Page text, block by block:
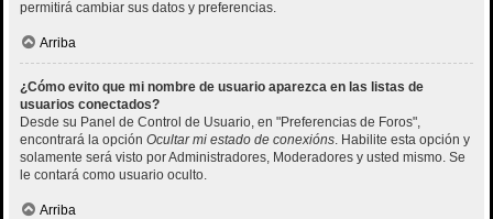
permitirá cambiar sus datos y preferencias.
Arriba
¿Cómo evito que mi nombre de usuario aparezca en las listas de
usuarios conectados?
Desde su Panel de Control de Usuario, en "Preferencias de Foros",
encontrará la opción Ocultar mi estado de conexións. Habilite esta opción y
solamente será visto por Administradores, Moderadores y usted mismo. Se
le contará como usuario oculto.
Arriba